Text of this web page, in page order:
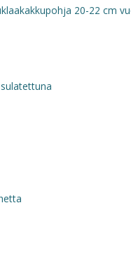
20-22 cm